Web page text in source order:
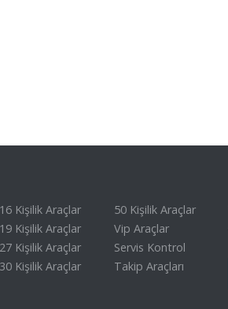
16 Kişilik Araçlar
19 Kişilik Araçlar
27 Kişilik Araçlar
30 Kişilik Araçlar
50 Kişilik Araçlar
Vip Araçlar
Servis Kontrol
Takip Araçları